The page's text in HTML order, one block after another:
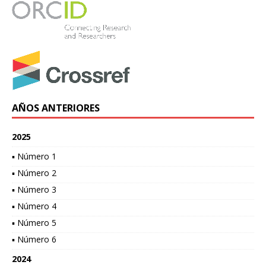
AÑOS ANTERIORES
2025
▪ Número 1
▪ Número 2
▪ Número 3
▪ Número 4
▪ Número 5
▪ Número 6
2024